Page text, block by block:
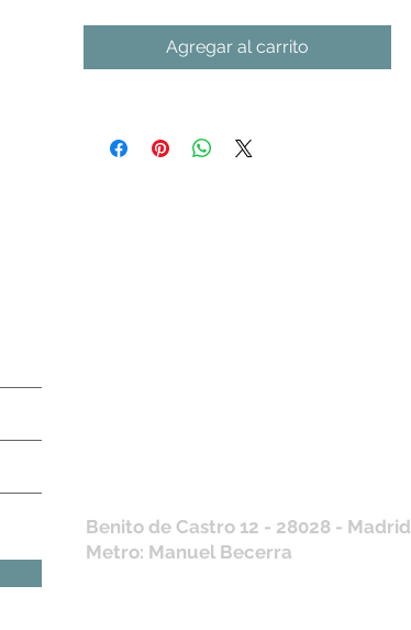
Agregar al carrito
Benito de Castro 12 - 28028 - Madrid
Metro: Manuel Becerra